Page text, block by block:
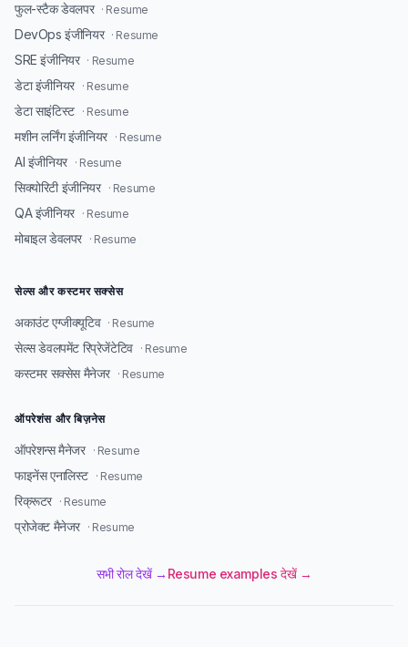
फुल-स्टैक डेवलपर · Resume
DevOps इंजीनियर · Resume
SRE इंजीनियर · Resume
डेटा इंजीनियर · Resume
डेटा साइंटिस्ट · Resume
मशीन लर्निंग इंजीनियर · Resume
AI इंजीनियर · Resume
सिक्योरिटी इंजीनियर · Resume
QA इंजीनियर · Resume
मोबाइल डेवलपर · Resume
सेल्स और कस्टमर सक्सेस
अकाउंट एग्जीक्यूटिव · Resume
सेल्स डेवलपमेंट रिप्रेजेंटेटिव · Resume
कस्टमर सक्सेस मैनेजर · Resume
ऑपरेशंस और बिज़नेस
ऑपरेशन्स मैनेजर · Resume
फाइनेंस एनालिस्ट · Resume
रिक्रूटर · Resume
प्रोजेक्ट मैनेजर · Resume
सभी रोल देखें → Resume examples देखें →